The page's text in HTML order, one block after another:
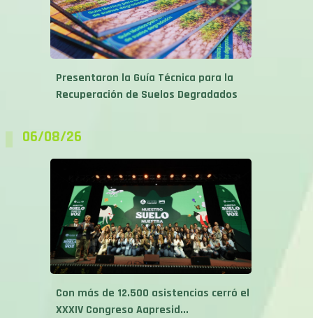
Presentaron la Guía Técnica para la
Recuperación de Suelos Degradados
06/08/26
Con más de 12.500 asistencias cerró el
XXXIV Congreso Aapresid...